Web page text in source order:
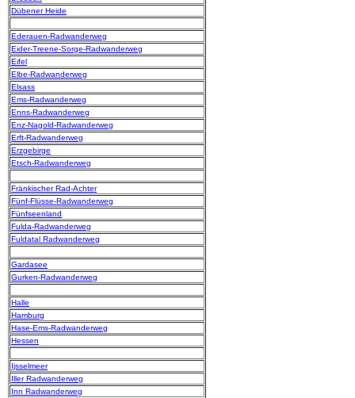
Dübener Heide
Ederauen-Radwanderweg
Eider-Treene-Sorge-Radwanderweg
Eifel
Elbe-Radwanderweg
Elsass
Ems-Radwanderweg
Enns-Radwanderweg
Enz-Nagold-Radwanderweg
Erft-Radwanderweg
Erzgebirge
Etsch-Radwanderweg
Fränkischer Rad-Achter
Fünf-Flüsse-Radwanderweg
Fünfseenland
Fulda-Radwanderweg
Fuldatal Radwanderweg
Gardasee
Gurken-Radwanderweg
Halle
Hamburg
Hase-Ems-Radwanderweg
Hessen
Ijsselmeer
Iller Radwanderweg
Inn Radwanderweg